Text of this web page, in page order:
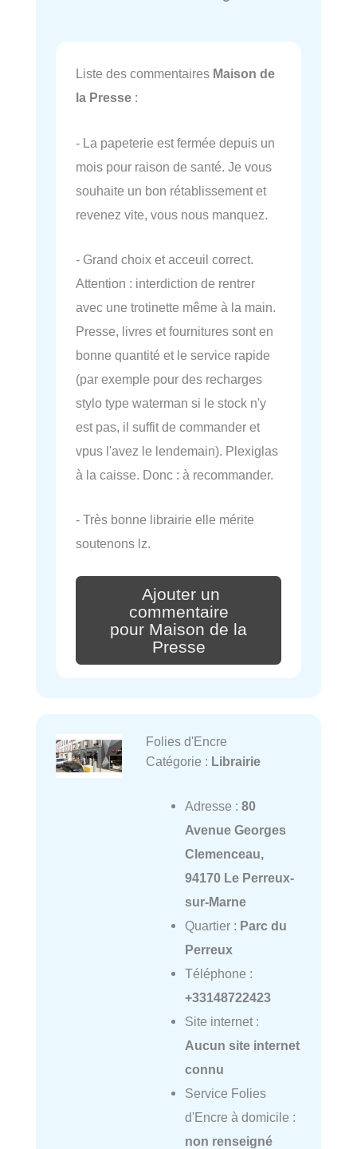
Liste des commentaires Maison de
la Presse :
- La papeterie est fermée depuis un
mois pour raison de santé. Je vous
souhaite un bon rétablissement et
revenez vite, vous nous manquez.
- Grand choix et acceuil correct.
Attention : interdiction de rentrer
avec une trotinette même à la main.
Presse, livres et fournitures sont en
bonne quantité et le service rapide
(par exemple pour des recharges
stylo type waterman si le stock n'y
est pas, il suffit de commander et
vpus l'avez le lendemain). Plexiglas
à la caisse. Donc : à recommander.
- Très bonne librairie elle mérite
soutenons lz.
Ajouter un
commentaire
pour Maison de la
Presse
Folies d'Encre
Catégorie : Librairie
Adresse : 80
Avenue Georges
Clemenceau,
94170 Le Perreux-
sur-Marne
Quartier : Parc du
Perreux
Téléphone :
+33148722423
Site internet :
Aucun site internet
connu
Service Folies
d'Encre à domicile :
non renseigné